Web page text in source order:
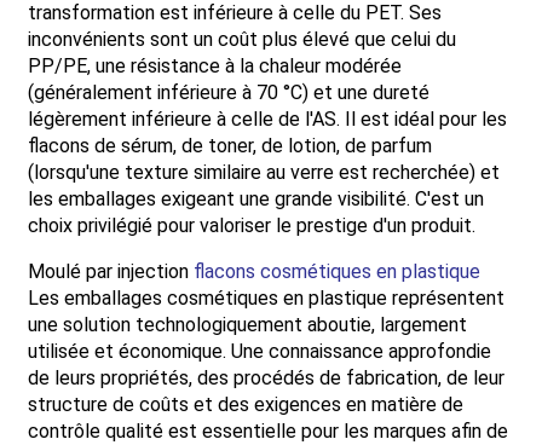
transformation est inférieure à celle du PET. Ses
inconvénients sont un coût plus élevé que celui du
PP/PE, une résistance à la chaleur modérée
(généralement inférieure à 70 °C) et une dureté
légèrement inférieure à celle de l'AS. Il est idéal pour les
flacons de sérum, de toner, de lotion, de parfum
(lorsqu'une texture similaire au verre est recherchée) et
les emballages exigeant une grande visibilité. C'est un
choix privilégié pour valoriser le prestige d'un produit.
Moulé par injection flacons cosmétiques en plastique
Les emballages cosmétiques en plastique représentent
une solution technologiquement aboutie, largement
utilisée et économique. Une connaissance approfondie
de leurs propriétés, des procédés de fabrication, de leur
structure de coûts et des exigences en matière de
contrôle qualité est essentielle pour les marques afin de